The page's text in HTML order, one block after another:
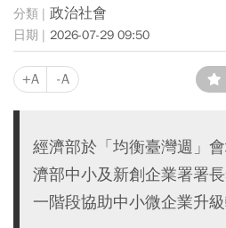
政治社會
2026-07-29 09:50
+A -A
經濟部於「均衡臺灣週」
濟部中小及新創企業署署
一階段協助中小微企業升級